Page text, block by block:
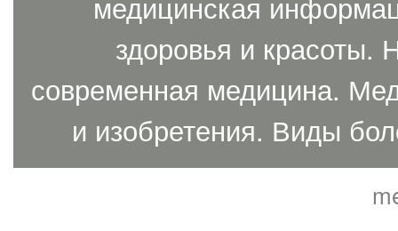
здоровья и красоты.
современная медицина.
и изобретения. Виды